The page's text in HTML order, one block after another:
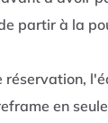
partir à la
en